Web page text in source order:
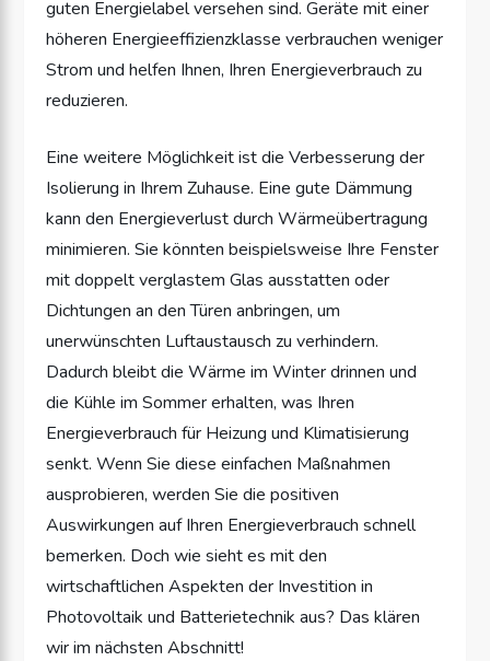
guten Energielabel versehen sind. Geräte mit einer
höheren Energieeffizienzklasse verbrauchen weniger
Strom und helfen Ihnen, Ihren Energieverbrauch zu
reduzieren.
Eine weitere Möglichkeit ist die Verbesserung der
Isolierung in Ihrem Zuhause. Eine gute Dämmung
kann den Energieverlust durch Wärmeübertragung
minimieren. Sie könnten beispielsweise Ihre Fenster
mit doppelt verglastem Glas ausstatten oder
Dichtungen an den Türen anbringen, um
unerwünschten Luftaustausch zu verhindern.
Dadurch bleibt die Wärme im Winter drinnen und
die Kühle im Sommer erhalten, was Ihren
Energieverbrauch für Heizung und Klimatisierung
senkt. Wenn Sie diese einfachen Maßnahmen
ausprobieren, werden Sie die positiven
Auswirkungen auf Ihren Energieverbrauch schnell
bemerken. Doch wie sieht es mit den
wirtschaftlichen Aspekten der Investition in
Photovoltaik und Batterietechnik aus? Das klären
wir im nächsten Abschnitt!